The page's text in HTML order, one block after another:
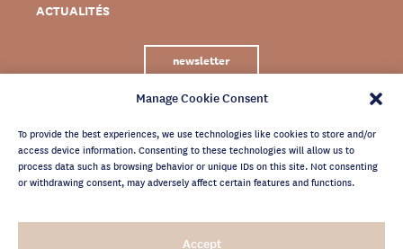
Manage Cookie Consent
To provide the best experiences, we use technologies like cookies to store and/or
access device information. Consenting to these technologies will allow us to
process data such as browsing behavior or unique IDs on this site. Not consenting
or withdrawing consent, may adversely affect certain features and functions.
Accept
ACTUALITÉS
newsletter
MENTIONS LÉGALES
CRÉDITS